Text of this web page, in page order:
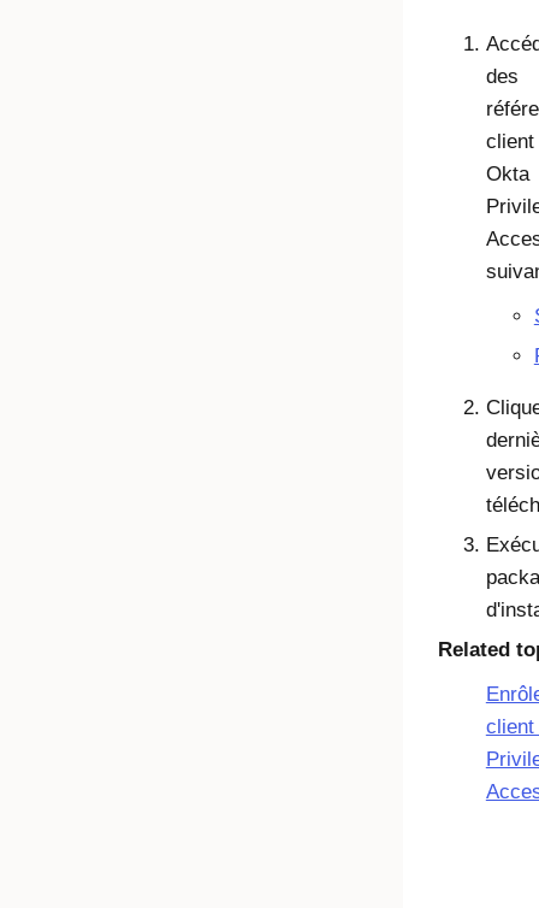
des
client
Okta
Related
client